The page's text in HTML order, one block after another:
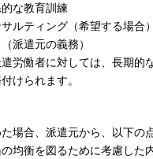
な教育訓練
ルティング（希望する場合）
派遣元の義務）
労働者に対しては、長期的
けられます。
場合、派遣元から、以下の
均衡を図るために考慮した